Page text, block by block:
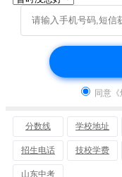
同意
分数线 学校地址
招生电话 技校学费
山东中考